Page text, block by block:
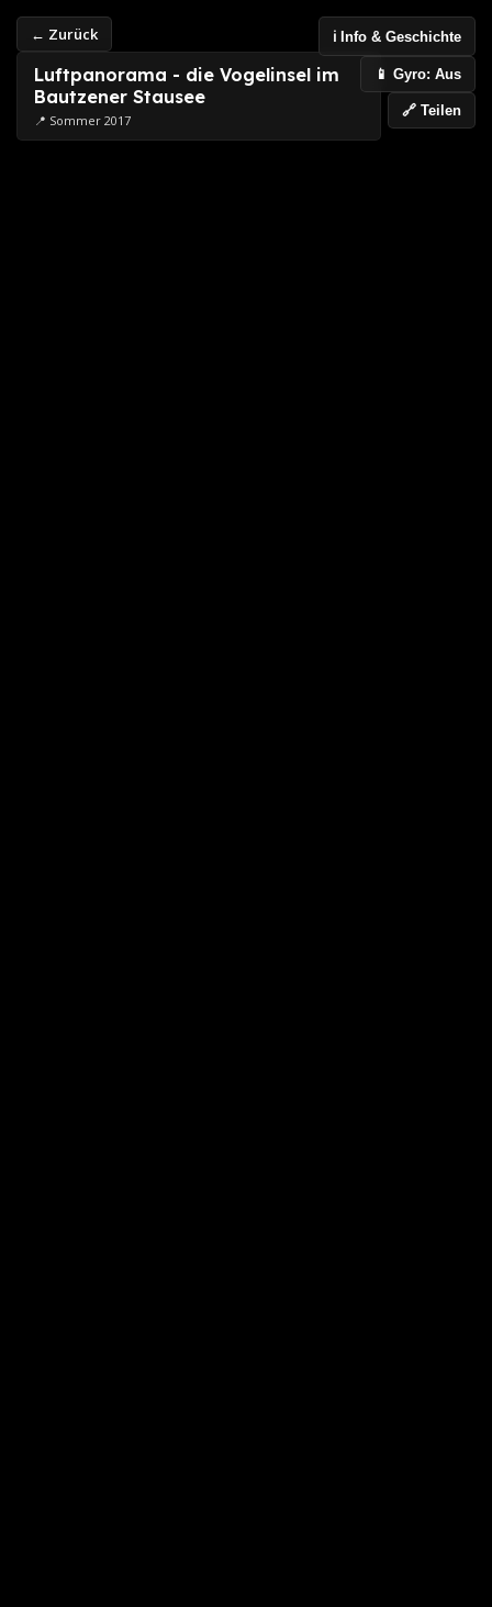
← Zurück
Luftpanorama - die Vogelinsel im
Bautzener Stausee
📍 Sommer 2017
ℹ️ Info & Geschichte
📱 Gyro: Aus
🔗 Teilen